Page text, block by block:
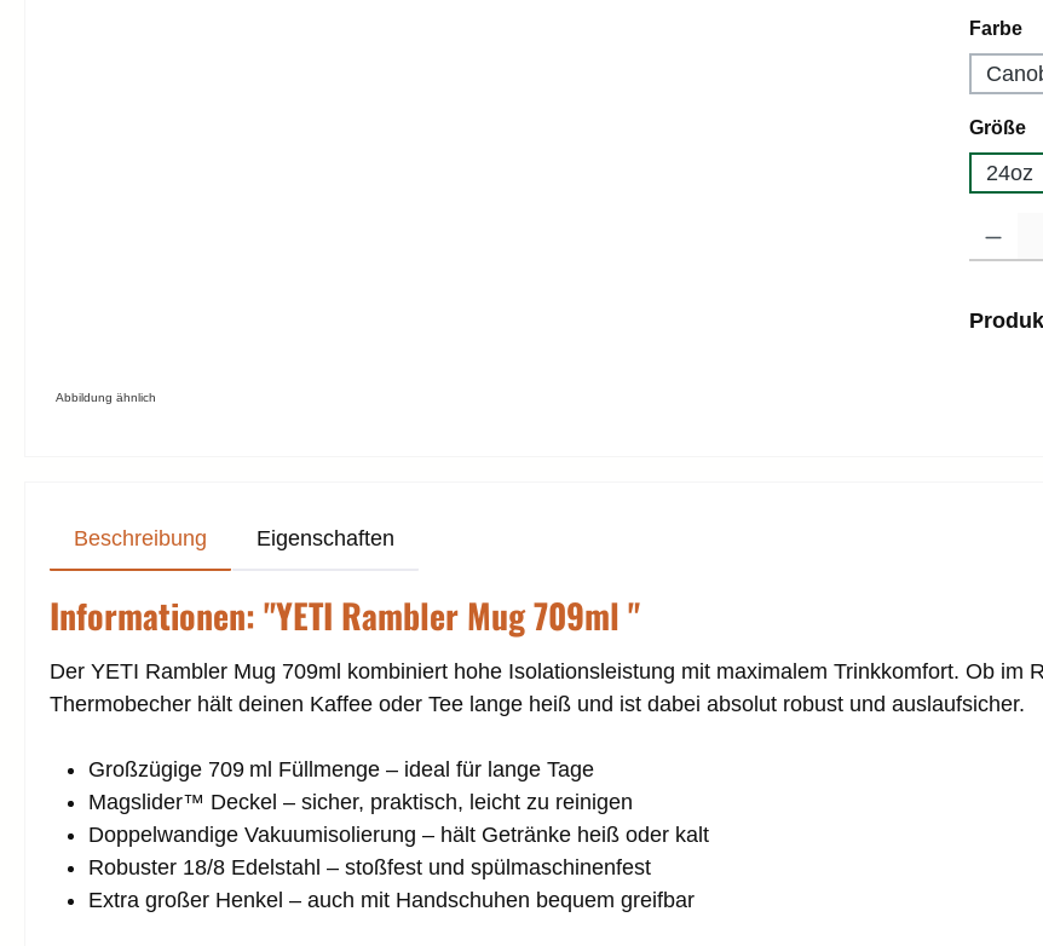
Abbildung ähnlich
Farbe
Größe
24oz
Beschreibung Eigenschaften
Informationen: "YETI Rambler Mug 709ml "
Der YETI Rambler Mug 709ml kombiniert hohe Isolationsleistung mit maximalem Trinkkomfort. Ob im
Thermobecher hält deinen Kaffee oder Tee lange heiß und ist dabei absolut robust und auslaufsicher.
Großzügige 709 ml Füllmenge – ideal für lange Tage
Magslider™ Deckel – sicher, praktisch, leicht zu reinigen
Doppelwandige Vakuumisolierung – hält Getränke heiß oder kalt
Robuster 18/8 Edelstahl – stoßfest und spülmaschinenfest
Extra großer Henkel – auch mit Handschuhen bequem greifbar